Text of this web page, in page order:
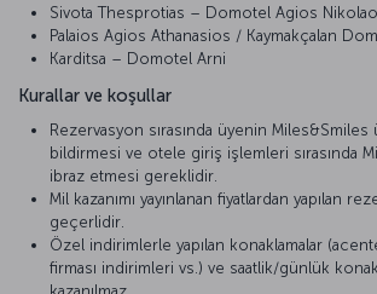
Sivota Thesprotias – Domotel Agios
Palaios Agios Athanasios / Kaymakçalan
Karditsa – Domotel Arni
Kurallar ve koşullar
Rezervasyon sırasında üyenin Miles&Smiles
bildirmesi ve otele giriş işlemleri sırasında
ibraz etmesi gereklidir.
Mil kazanımı yayınlanan fiyatlardan yapılan
geçerlidir.
Özel indirimlerle yapılan konaklamalar
firması indirimleri vs.) ve saatlik/günlük